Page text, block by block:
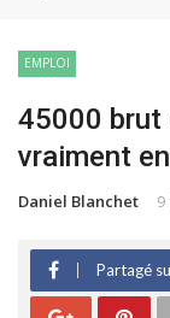
EMPLOI
45000 brut
vraiment
Daniel Blanchet
Partagé